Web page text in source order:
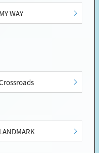
MY WAY
LANDMARK